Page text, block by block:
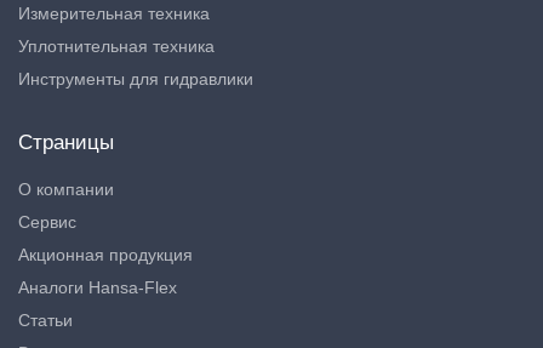
Измерительная техника
Уплотнительная техника
Инструменты для гидравлики
Страницы
О компании
Сервис
Акционная продукция
Аналоги Hansa-Flex
Статьи